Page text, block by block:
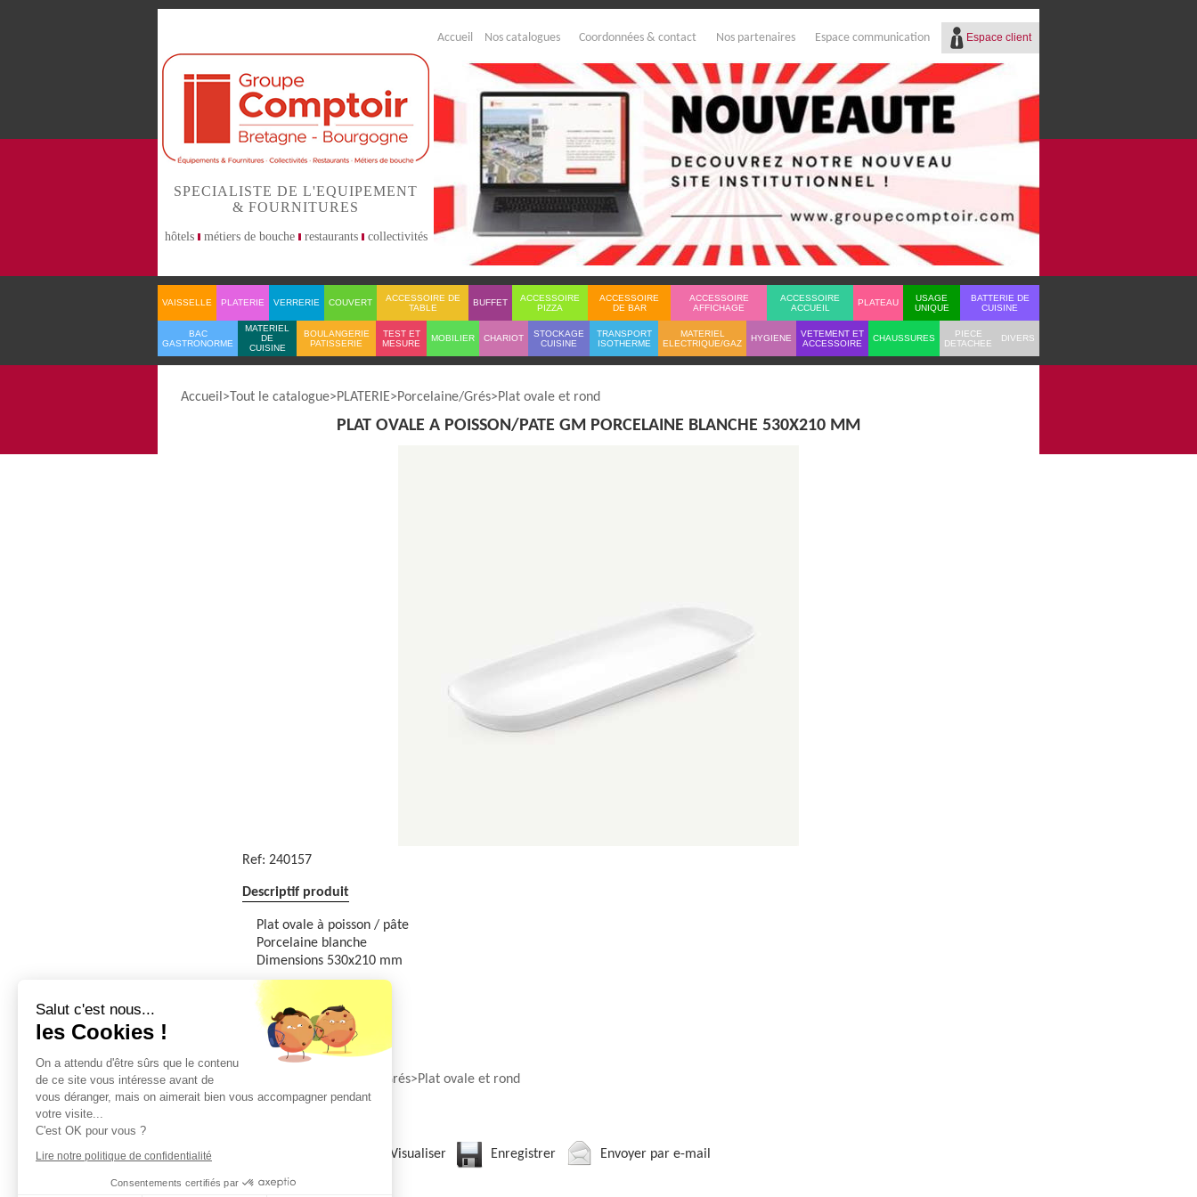
Accueil Nos catalogues Coordonnées & contact Nos partenaires Espace communication Espace client
Réf.
Identifiant
Mot de passe
SPECIALISTE DE L'EQUIPEMENT
& FOURNITURES
hôtels métiers de bouche restaurants collectivités
VAISSELLE PLATERIE VERRERIE COUVERT
ACCESSOIRE DE
TABLE
BUFFET
ACCESSOIRE
PIZZA
ACCESSOIRE
DE BAR
ACCESSOIRE
AFFICHAGE
ACCESSOIRE
ACCUEIL
PLATEAU
USAGE
UNIQUE
BATTERIE DE
CUISINE
BAC
GASTRONORME
MATERIEL
DE
CUISINE
BOULANGERIE
PATISSERIE
TEST ET
MESURE
MOBILIER CHARIOT
STOCKAGE
CUISINE
TRANSPORT
ISOTHERME
MATERIEL
ELECTRIQUE/GAZ
HYGIENE
VETEMENT ET
ACCESSOIRE
CHAUSSURES
PIECE
DETACHEE
DIVERS
Accueil Tout le catalogue PLATERIE Porcelaine/Grés Plat ovale et rond
PLAT OVALE A POISSON/PATE GM PORCELAINE BLANCHE 530X210 MM
Ref: 240157
Descriptif produit
Plat ovale à poisson / pâte
Porcelaine blanche
Dimensions 530x210 mm
Qté minimum:1 Unité
Commande par:1 Unité
Famille(s)
Porcelaine/Grés Plat ovale et rond
Visualiser Enregistrer Envoyer par e-mail
Salut c'est nous...
les Cookies !
On a attendu d'être sûrs que le contenu
de ce site vous intéresse avant de
vous déranger, mais on aimerait bien vous accompagner pendant
votre visite...
C'est OK pour vous ?
Lire notre politique de confidentialité
Consentements certifiés par